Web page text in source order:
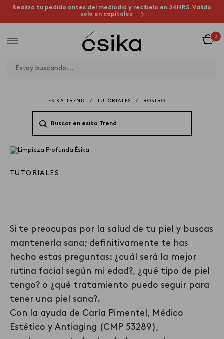
Realiza tu pedido antes del mediodía y recíbelo en 24HRS. Válido
solo en capitales
0
ESIKA TREND / TUTORIALES / ROSTRO
TUTORIALES
Si te preocupas por la salud de tu piel y buscas
mantenerla sana; definitivamente te has
hecho estas preguntas: ¿cuál será la mejor
rutina facial según mi edad?, ¿qué tipo de piel
tengo? o ¿qué tratamiento puedo seguir para
tener una piel sana?.
Con la ayuda de Carla Pimentel, Médico